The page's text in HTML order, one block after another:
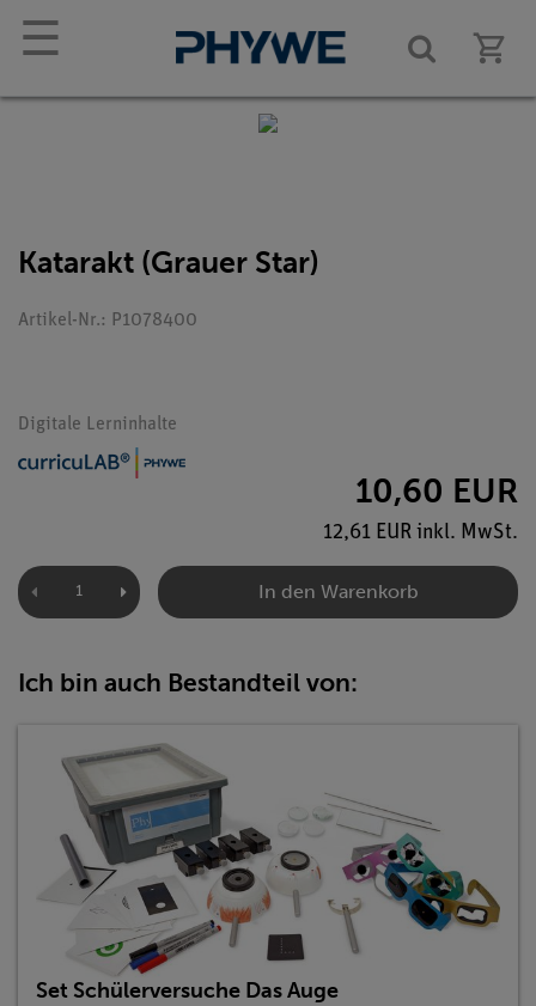
☰
Katarakt (Grauer Star)
Artikel-Nr.: P1078400
Digitale Lerninhalte
10,60 EUR
12,61 EUR inkl. MwSt.
In den Warenkorb
Ich bin auch Bestandteil von:
Set Schülerversuche Das Auge